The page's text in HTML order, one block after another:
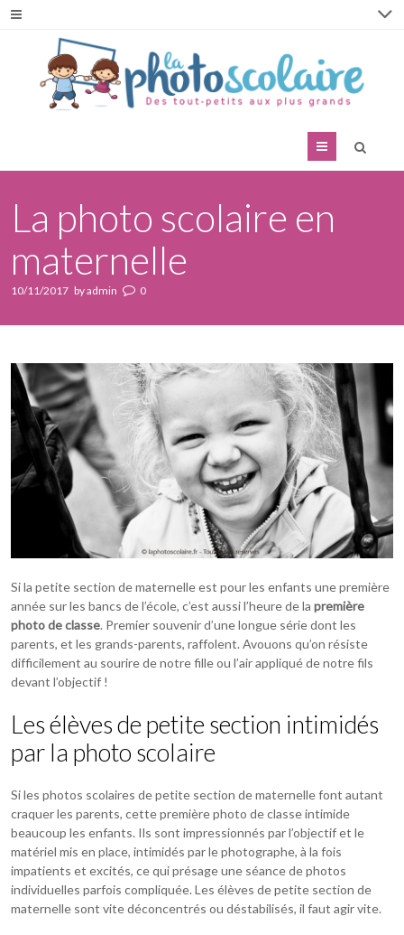
Menu
La photo scolaire en
maternelle
10/11/2017 byadmin 0
Si la petite section de maternelle est pour les enfants une première
année sur les bancs de l’école, c’est aussi l’heure de lapremière
photo de classe. Premier souvenir d’une longue série dont les
parents, et les grands-parents, raffolent. Avouons qu’on résiste
difficilement au sourire de notre fille ou l’air appliqué de notre fils
devant l’objectif !
Les élèves de petite section intimidés
par la photo scolaire
Si les photos scolaires de petite section de maternelle font autant
craquer les parents, cette première photo de classe intimide
beaucoup les enfants. Ils sont impressionnés par l’objectif et le
matériel mis en place, intimidés par le photographe, à la fois
impatients et excités, ce qui présage une séance de photos
individuelles parfois compliquée. Les élèves de petite section de
maternelle sont vite déconcentrés ou déstabilisés, il faut agir vite.